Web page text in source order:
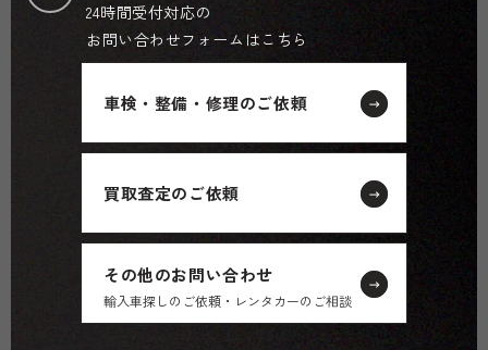
24時間受付対応の
お問い合わせフォームはこちら
車検・整備・修理のご依頼
買取査定のご依頼
その他のお問い合わせ
輸入車探しのご依頼・レンタカーのご相談